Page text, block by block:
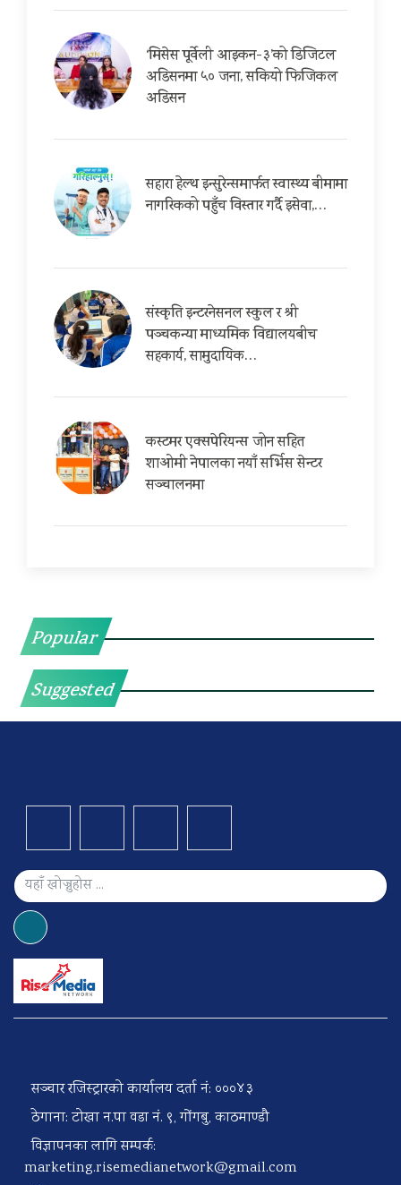
‘मिसेस पूर्वेली आइकन-३’को डिजिटल
अडिसनमा ५० जना, सकियो फिजिकल
अडिसन
सहारा हेल्थ इन्सुरेन्समार्फत स्वास्थ्य बीमामा
नागरिकको पहुँच विस्तार गर्दै इसेवा,…
संस्कृति इन्टरनेसनल स्कुल र श्री
पञ्चकन्या माध्यमिक विद्यालयबीच
सहकार्य, सामुदायिक…
कस्टमर एक्सपेरियन्स जोन सहित
शाओमी नेपालका नयाँ सर्भिस सेन्टर
सञ्चालनमा
Popular
Suggested
सञ्चार रजिस्ट्रारको कार्यालय दर्ता नं: ०००४३
ठेगाना: टोखा न.पा वडा नं. ९, गोंगबु, काठमाण्डौ
विज्ञापनका लागि सम्पर्क:
marketing.risemedianetwork@gmail.com